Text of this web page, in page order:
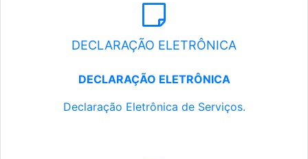
DECLARAÇÃO ELETRÔNICA
DECLARAÇÃO ELETRÔNICA
Declaração Eletrônica de Serviços.